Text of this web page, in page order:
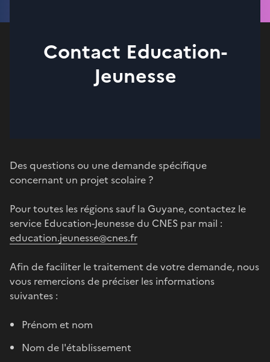
Contact Education-
Jeunesse
Des questions ou une demande spécifique
concernant un projet scolaire ?
Pour toutes les régions sauf la Guyane, contactez le
service Education-Jeunesse du CNES par mail :
education.jeunesse@cnes.fr
Afin de faciliter le traitement de votre demande, nous
vous remercions de préciser les informations
suivantes :
Prénom et nom
Nom de l'établissement